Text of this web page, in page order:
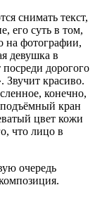
снимать текст,
его суть в том,
на фотографии,
девушка в
дорогого
Звучит красиво.
конечно,
подъёмный кран
цвет кожи
что лицо в
очередь